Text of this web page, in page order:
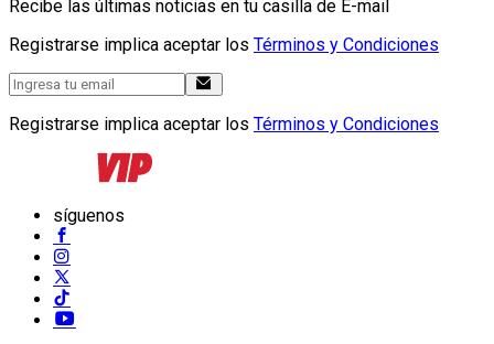
Recibe las últimas noticias en tu casilla de E-mail
Registrarse implica aceptar los Términos y Condiciones
Registrarse implica aceptar los Términos y Condiciones
síguenos